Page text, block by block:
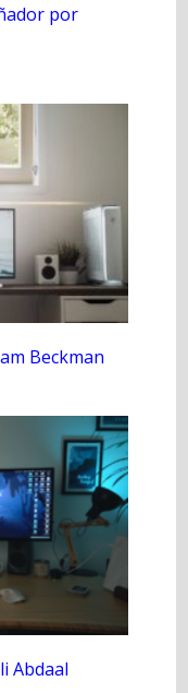
por
Beckman
Abdaal